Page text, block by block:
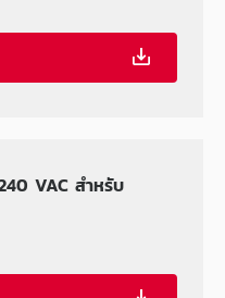
VAC สำหรับ